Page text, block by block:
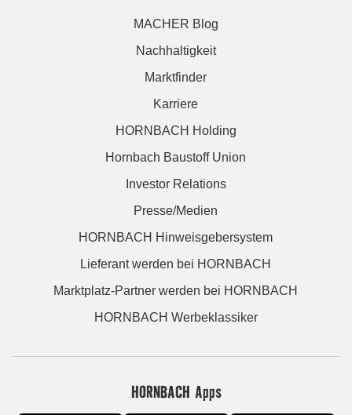
MACHER Blog
Nachhaltigkeit
Marktfinder
Karriere
HORNBACH Holding
Hornbach Baustoff Union
Investor Relations
Presse/Medien
HORNBACH Hinweisgebersystem
Lieferant werden bei HORNBACH
Marktplatz-Partner werden bei HORNBACH
HORNBACH Werbeklassiker
HORNBACH Apps